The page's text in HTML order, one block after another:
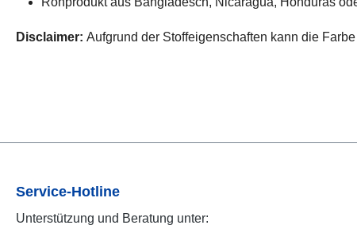
Disclaimer: Aufgrund der Stoffeigenschaften kann die
Service-Hotline
Unterstützung und Beratung unter: